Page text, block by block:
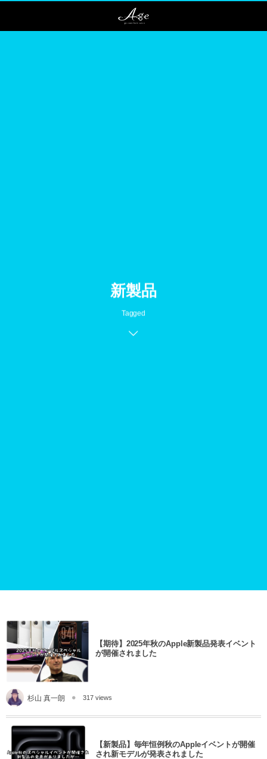
新製品
Tagged
【期待】2025年秋のApple新製品発表イベント
が開催されました
杉山 真一朗 317 views
【新製品】毎年恒例秋のAppleイベントが開催
され新モデルが発表されました